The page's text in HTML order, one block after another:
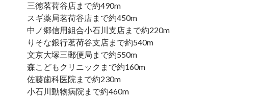
三徳茗荷谷店まで約490m
スギ薬局茗荷谷店まで約450m
中ノ郷信用組合小石川支店まで約220m
りそな銀行茗荷谷支店まで約540m
文京大塚三郵便局まで約550m
森こどもクリニックまで約160m
佐藤歯科医院まで約230m
小石川動物病院まで約460m